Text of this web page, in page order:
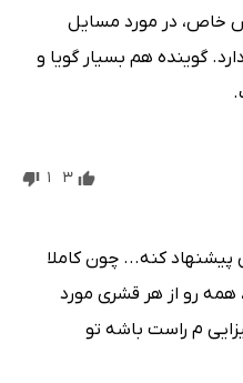
خاص، در مورد مسایل
گوینده هم بسیار گویا و
3
1
کنه... چون کاملا
رو از هر قشری مورد
م راست باشه تو